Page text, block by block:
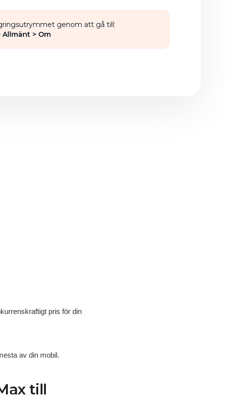
genom att gå till:
> Om
pris för din
av din mobil.
till